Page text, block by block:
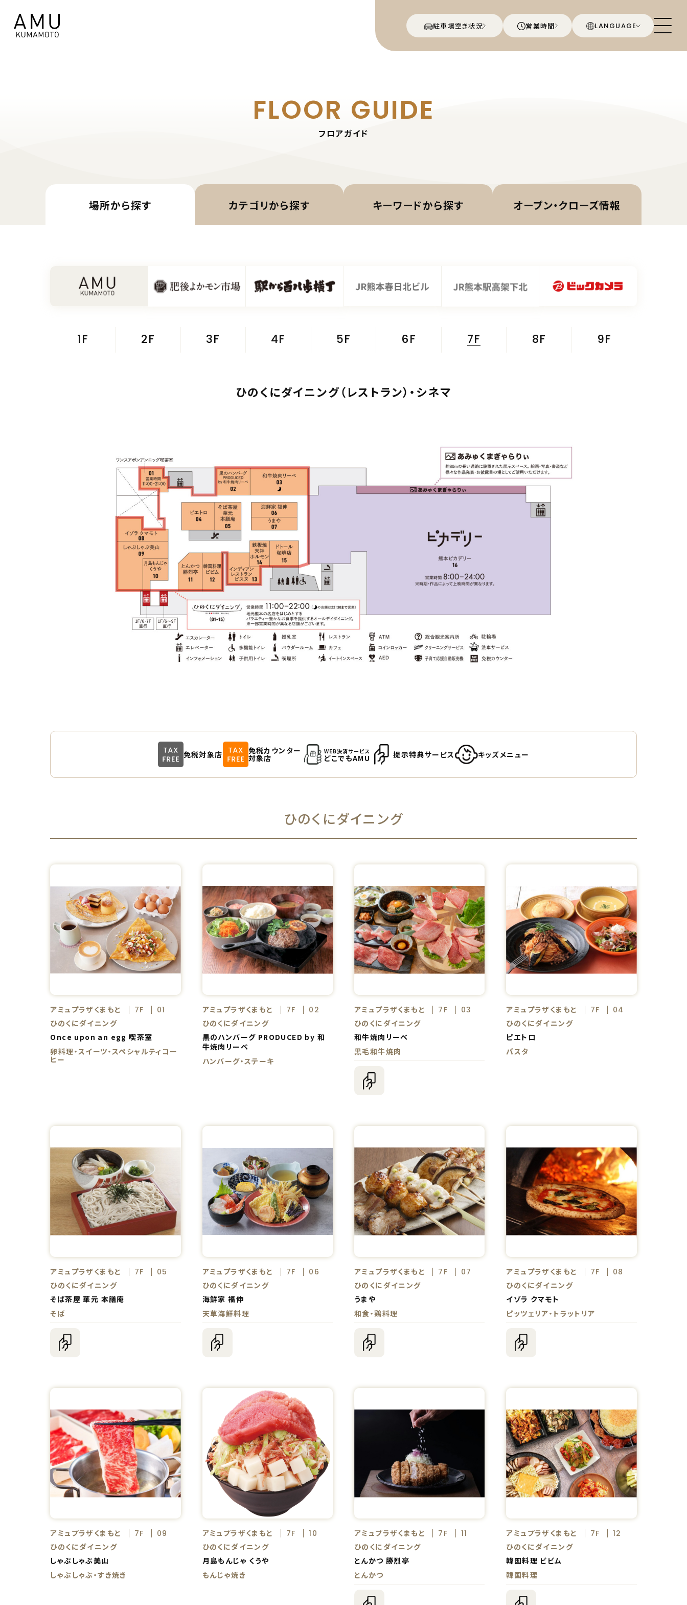
駐車場空き状況 営業時間 LANGUAGE
FLOOR GUIDE
フロアガイド
場所から探す カテゴリから探す キーワードから探す オープン・クローズ情報
1F 2F 3F 4F 5F 6F 7F 8F 9F
ひのくにダイニング（レストラン）・シネマ
免税対象店 免税カウンター
対象店
WEB決済サービス
どこでもAMU 提示特典サービス キッズメニュー
ひのくにダイニング
アミュプラザくまもと 7F
01
ひのくにダイニング
Once upon an egg 喫茶室
卵料理・スイーツ・スペシャルティコー
ヒー
アミュプラザくまもと 7F
02
ひのくにダイニング
黒のハンバーグ PRODUCED by 和
牛焼肉リーベ
ハンバーグ・ステーキ
アミュプラザくまもと 7F
03
ひのくにダイニング
和牛焼肉リーベ
黒毛和牛焼肉
アミュプラザくまもと 7F
04
ひのくにダイニング
ピエトロ
パスタ
アミュプラザくまもと 7F
05
ひのくにダイニング
そば茶屋 華元 本膳庵
そば
アミュプラザくまもと 7F
06
ひのくにダイニング
海鮮家 福伸
天草海鮮料理
アミュプラザくまもと 7F
07
ひのくにダイニング
うまや
和食・鶏料理
アミュプラザくまもと 7F
08
ひのくにダイニング
イゾラ クマモト
ピッツェリア・トラットリア
アミュプラザくまもと 7F
09
ひのくにダイニング
しゃぶしゃぶ美山
しゃぶしゃぶ・すき焼き
アミュプラザくまもと 7F
10
ひのくにダイニング
月島もんじゃ くうや
もんじゃ焼き
アミュプラザくまもと 7F
11
ひのくにダイニング
とんかつ 勝烈亭
とんかつ
アミュプラザくまもと 7F
12
ひのくにダイニング
韓国料理 ビビム
韓国料理